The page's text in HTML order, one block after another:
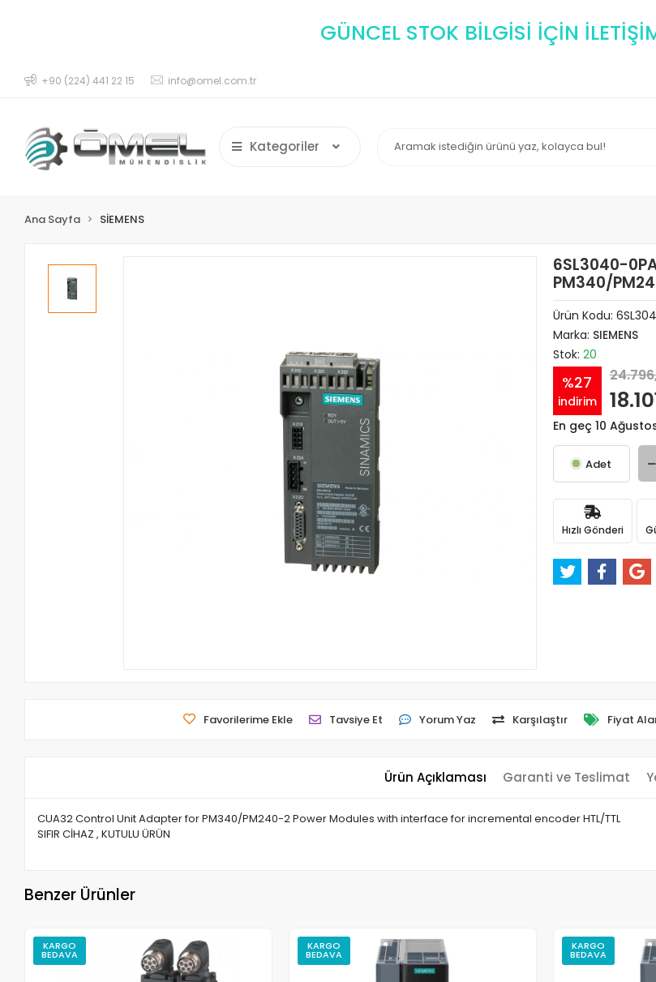
GÜNCEL STOK BİLGİSİ İÇİN
+90 (224) 441 22 15 info@omel.com.tr
Kategoriler
Ana Sayfa SİEMENS
6SL3040-
PM340/
Ürün Kodu:
Marka: SIEMENS
Stok: 20
%27
indirim
En geç 10
Adet
Hızlı Gönderi
Favorilerime Ekle Tavsiye Et Yorum Yaz Karşılaştır Fiyat
Ürün Açıklaması Garanti ve Teslimat
CUA32 Control Unit Adapter for PM340/PM240-2 Power Modules with interface for incremental encoder HTL/TTL
SIFIR CİHAZ , KUTULU ÜRÜN
Benzer Ürünler
KARGO
BEDAVA
KARGO
BEDAVA
KARGO
BEDAVA